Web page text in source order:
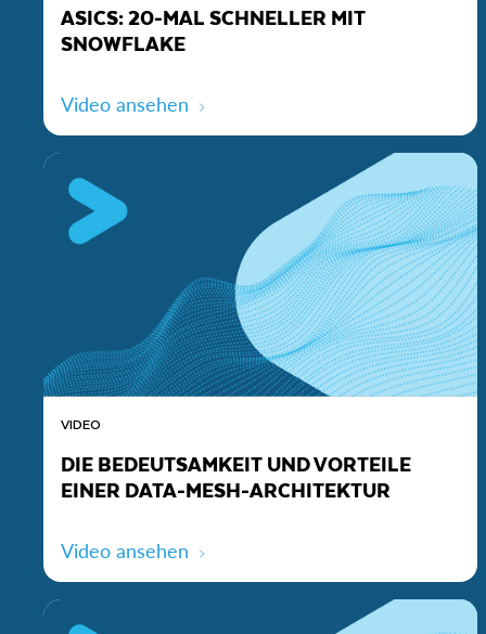
ASICS: 20-MAL SCHNELLER MIT
SNOWFLAKE
Video ansehen
VIDEO
DIE BEDEUTSAMKEIT UND VORTEILE
EINER DATA-MESH-ARCHITEKTUR
Video ansehen